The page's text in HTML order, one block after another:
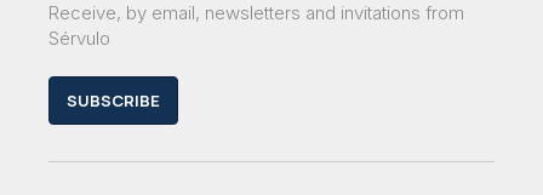
Receive, by email, newsletters and invitations from
Sérvulo
SUBSCRIBE